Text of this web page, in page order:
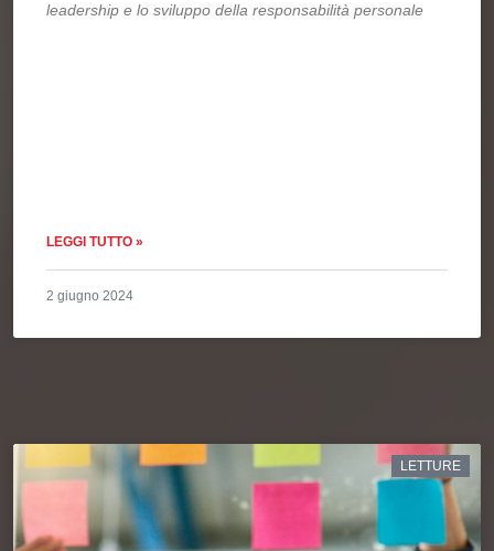
leadership e lo sviluppo della responsabilità personale
LEGGI TUTTO »
2 giugno 2024
LETTURE